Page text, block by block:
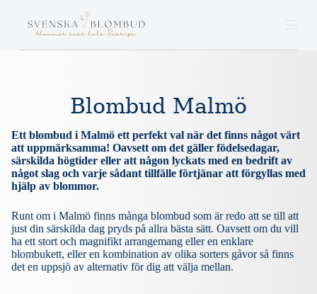
p
e
n
t
Blombud Malmö
Ett blombud i Malmö ett perfekt val när det finns något värt
att uppmärksamma! Oavsett om det gäller födelsedagar,
särskilda högtider eller att någon lyckats med en bedrift av
något slag och varje sådant tillfälle förtjänar att förgyllas med
hjälp av blommor.
Runt om i Malmö finns många blombud som är redo att se till att
just din särskilda dag pryds på allra bästa sätt. Oavsett om du vill
ha ett stort och magnifikt arrangemang eller en enklare
blombukett, eller en kombination av olika sorters gåvor så finns
det en uppsjö av alternativ för dig att välja mellan.